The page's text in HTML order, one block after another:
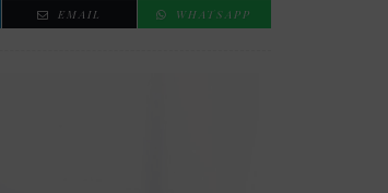
EMAIL WHATSAPP